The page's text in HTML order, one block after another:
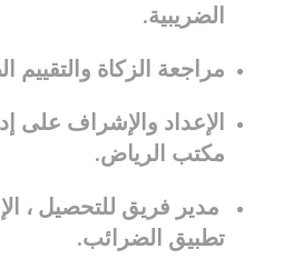
الضريبية.
مراجعة الزكاة والتقييم
الإعداد والإشراف على
مكتب الرياض.
مدير فريق للتحصيل ،
تطبيق الضرائب.